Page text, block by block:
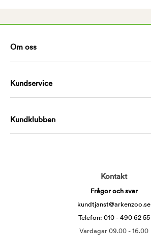
Om oss
Kundservice
Kundklubben
Kontakt
Frågor och svar
kundtjanst@arkenzoo.se
Telefon: 010 - 490 62 55
Vardagar 09.00 - 16.00